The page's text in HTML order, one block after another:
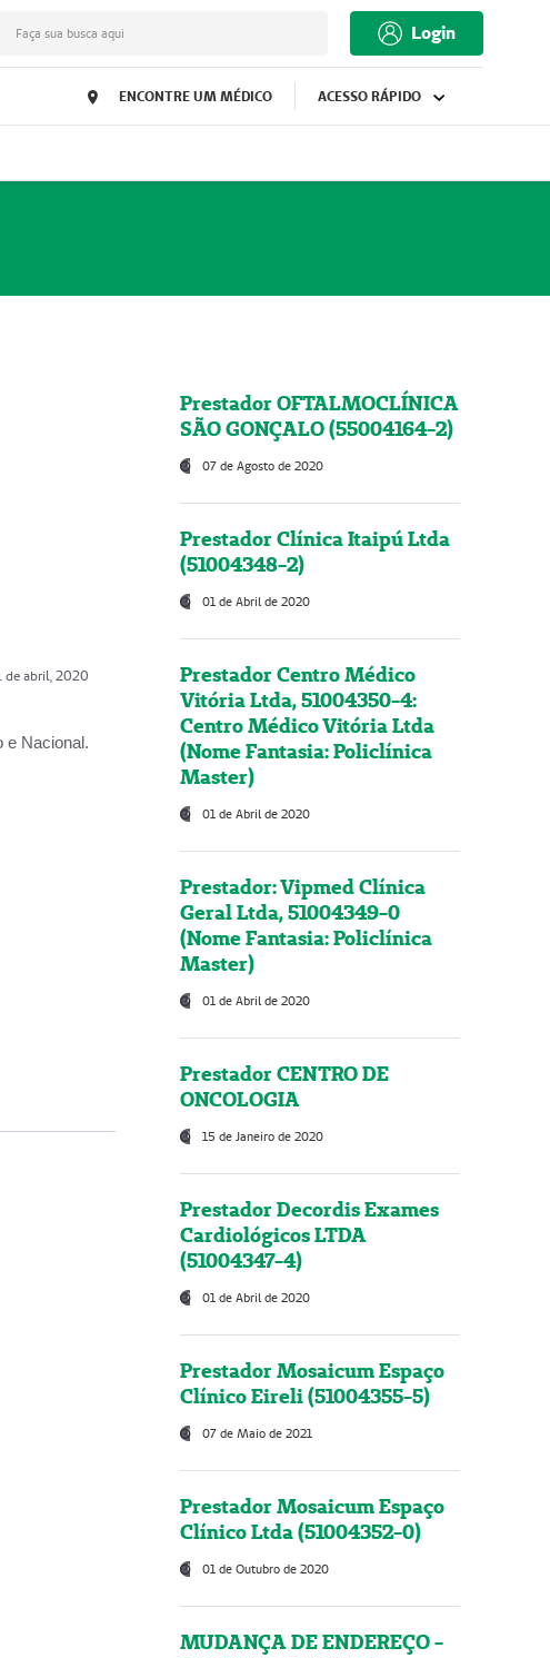
Faça sua busca aqui Login
ENCONTRE UM MÉDICO ACESSO RÁPIDO
de abril, 2020
e Nacional.
Prestador OFTALMOCLÍNICA
SÃO GONÇALO (55004164-2)
07 de Agosto de 2020
Prestador Clínica Itaipú Ltda
(51004348-2)
01 de Abril de 2020
Prestador Centro Médico
Vitória Ltda, 51004350-4:
Centro Médico Vitória Ltda
(Nome Fantasia: Policlínica
Master)
01 de Abril de 2020
Prestador: Vipmed Clínica
Geral Ltda, 51004349-0
(Nome Fantasia: Policlínica
Master)
01 de Abril de 2020
Prestador CENTRO DE
ONCOLOGIA
15 de Janeiro de 2020
Prestador Decordis Exames
Cardiológicos LTDA
(51004347-4)
01 de Abril de 2020
Prestador Mosaicum Espaço
Clínico Eireli (51004355-5)
07 de Maio de 2021
Prestador Mosaicum Espaço
Clínico Ltda (51004352-0)
01 de Outubro de 2020
MUDANÇA DE ENDEREÇO -